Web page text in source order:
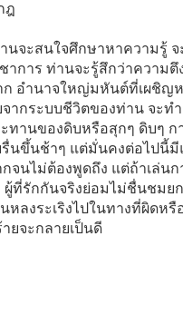
ฎ
นจะสนใจศึกษาหาความรู้ จ
าการ ท่านจะรู้สึกว่าความตึ
ก อำนาจใหญ่มหันต์ที่เผชิญ
ากระบบชีวิตของท่าน จะท
ทานของดิบหรือสุกๆ ดิบๆ กา
นขึ้นช้าๆ แต่มั่นคงต่อไปนี้มี
ากจนไม่ต้องพูดถึง แต่ถ้าเล่น
ผู้ที่รักกันจริงย่อมไม่ชื่นชมย
หลงระเริงไปในทางที่ผิดหรื
ยจะกลายเป็นดี